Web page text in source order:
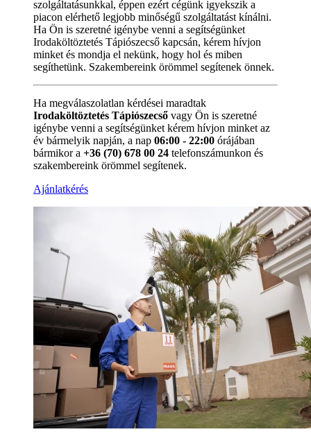
szolgáltatásunkkal, éppen ezért cégünk igyekszik a
piacon elérhető legjobb minőségű szolgáltatást kínálni.
Ha Ön is szeretné igénybe venni a segítségünket
Irodaköltöztetés Tápiószecső kapcsán, kérem hívjon
minket és mondja el nekünk, hogy hol és miben
segíthetünk. Szakembereink örömmel segítenek önnek.
Ha megválaszolatlan kérdései maradtak
Irodaköltöztetés Tápiószecső vagy Ön is szeretné
igénybe venni a segítségünket kérem hívjon minket az
év bármelyik napján, a nap 06:00 - 22:00 órájában
bármikor a +36 (70) 678 00 24 telefonszámunkon és
szakembereink örömmel segítenek.
Ajánlatkérés